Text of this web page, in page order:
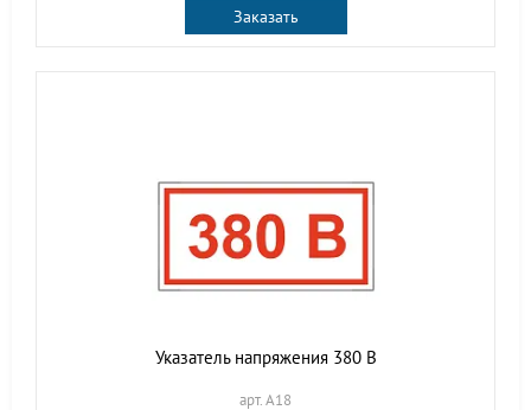
Заказать
Указатель напряжения 380 В
арт. A18